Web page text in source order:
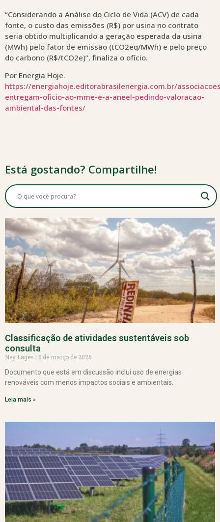
“Considerando a Análise do Ciclo de Vida (ACV) de cada
fonte, o custo das emissões (R$) por usina no contrato
seria obtido multiplicando a geração esperada da usina
(MWh) pelo fator de emissão (tCO2eq/MWh) e pelo preço
do carbono (R$/tCO2e)”, finaliza o ofício.
Por Energia Hoje.
https://energiahoje.editorabrasilenergia.com.br/
entregam-oficio-ao-mme-e-a-aneel-pedindo-valoracao-
ambiental-das-fontes/
Está gostando? Compartilhe!
Classificação de atividades sustentáveis sob
consulta
Ney Lages
6 de março de 2025
Documento que está em discussão inclui uso de energias
renováveis com menos impactos sociais e ambientais.
Leia mais »